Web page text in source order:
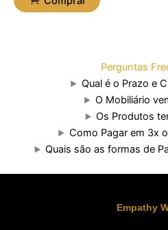
Perguntas
Qual é o Prazo e
O Mobiliário
Os Produtos
Como Pagar em 3x
Quais são as formas de
Empathy